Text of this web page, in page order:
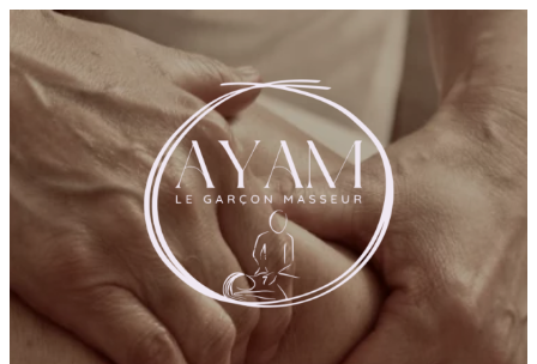
Aller
au
contenu